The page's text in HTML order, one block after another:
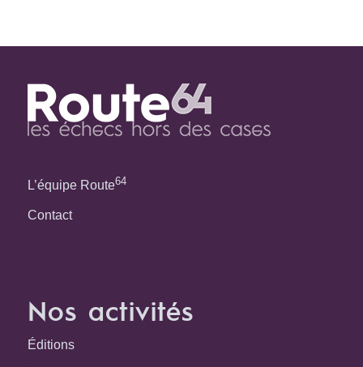
L’équipe Route64
Contact
Nos activités
Éditions